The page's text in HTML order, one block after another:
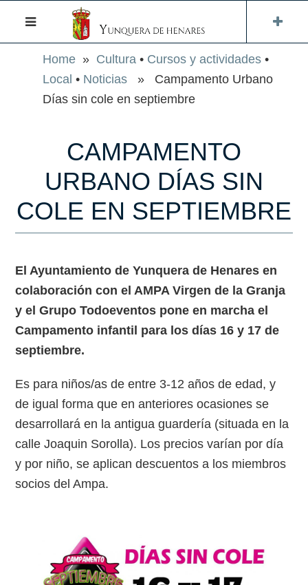
Home » Cultura • Cursos y actividades •
Local • Noticias » Campamento Urbano
Días sin cole en septiembre
CAMPAMENTO
URBANO DÍAS SIN
COLE EN SEPTIEMBRE
El Ayuntamiento de Yunquera de Henares en
colaboración con el AMPA Virgen de la Granja
y el Grupo Todoeventos pone en marcha el
Campamento infantil para los días 16 y 17 de
septiembre.
Es para niños/as de entre 3-12 años de edad, y
de igual forma que en anteriores ocasiones se
desarrollará en la antigua guardería (situada en la
calle Joaquin Sorolla). Los precios varían por día
y por niño, se aplican descuentos a los miembros
socios del Ampa.